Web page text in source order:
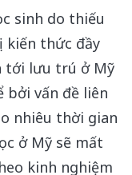
sinh do thiếu
kiến thức đầy
tới lưu trú ở Mỹ
bởi vấn đề liên
nhiêu thời gian
ở Mỹ sẽ mất
kinh nghiệm